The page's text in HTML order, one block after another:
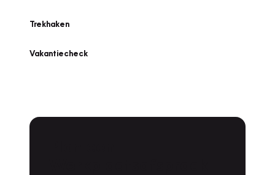
Trekhaken
Vakantiecheck